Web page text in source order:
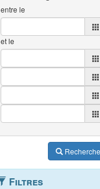
entre le
et le
Filtres